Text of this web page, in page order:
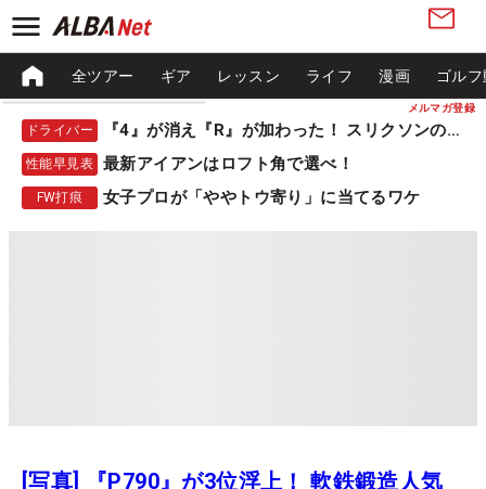
メルマガ登録
全ツアー ギア レッスン ライフ 漫画 ゴル
ドライバー 『4』が消え『R』が加わった！ スリクソンの新作
性能早見表 最新アイアンはロフト角で選べ！
FW打痕 女子プロが「ややトウ寄り」に当てるワケ
[写真] 『P790』が3位浮上！ 軟鉄鍛造人気